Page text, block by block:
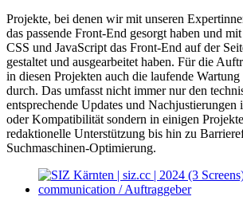
Projekte, bei denen wir mit unseren
das passende Front-End gesorgt haben und
CSS und JavaScript das Front-End auf der
gestaltet und ausgearbeitet haben. Für die
in diesen Projekten auch die laufende
durch. Das umfasst nicht immer nur den
entsprechende Updates und
oder Kompatibilität sondern in einigen
redaktionelle Unterstützung bis hin zu
Suchmaschinen-Optimierung.